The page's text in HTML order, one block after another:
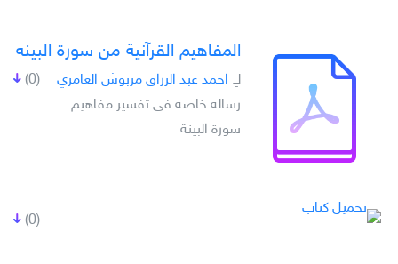
المفاهيم القرآنية من سورة البينه
(0) لـِ: احمد عبد الرزاق مربوش العامري
رساله خاصه فى تفسير مفاهيم
سورة البينة
(0)